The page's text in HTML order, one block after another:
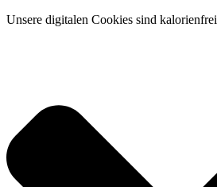
Unsere digitalen Cookies sind kalorienfrei